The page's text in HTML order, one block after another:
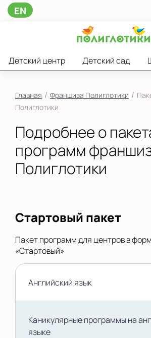
EN
Детский центр Детский сад
Главная / Франшиза Полиглотики /
Полиглотики
Подробнее о
программ
Полиглотики
Стартовый пакет
Пакет программ для центров в
«Стартовый»
Английский язык
Каникулярные программы на
языке